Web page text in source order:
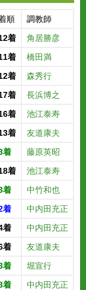
順 調教師
着 角居勝彦
着 橋田満
着 森秀行
着 長浜博之
着 池江泰寿
着 友道康夫
着 藤原英昭
着 池江泰寿
着 中竹和也
着 中内田充正
着 中内田充正
着 友道康夫
着 堀宣行
着 中内田充正